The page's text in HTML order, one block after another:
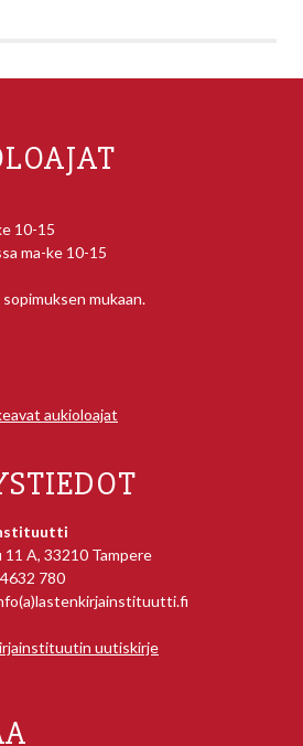
10-15
ma-ke 10-15
mukaan.
aukioloajat
A, 33210 Tampere
780
uutiskirje